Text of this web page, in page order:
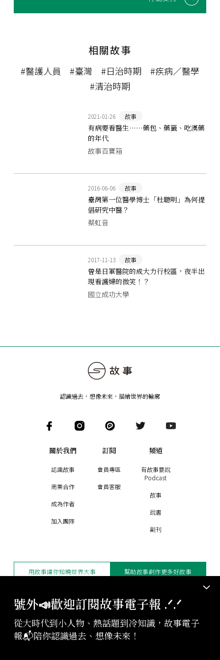
相關故事
#醫護人員 #臺灣 #日治時期
#疾病／醫學
#清治時期
2021-01-26 故事
有病要看醫生⋯⋯藥包、藥籤、吃漢藥
的年代
故事百寶箱
2016-06-06 故事
臺灣第一位醫學博士「杜聰明」為何提
倡研究中醫？
蔡虹音
2017-11-13 故事
曾是日軍醫院的成大力行校區，夜半出
現看護婦的微笑！？
國立成功大學
號外📣歡迎訂閱故事電子報 .ᐟ‪‪.ᐟ
從大時代到小人物、熱話題到冷知識，故事電子
報📬陪你認識過去、想像未來！
認識過去，想像未來 ， 描繪世界的輪廓
關於我們
認識故事
商業合作
成為作者
加入團隊
訂閱
會員專區
會員客服
頻道
有故事要說
Podcast
故事
說書
副刊
版權聲明與轉載規範
授權與合作：contact@storystudio.tw
用故事讓你知曉世界大事 幫助故事創作更多好故事